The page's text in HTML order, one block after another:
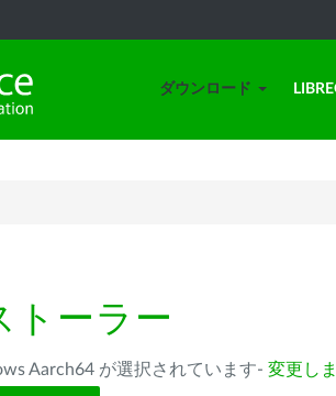
ダウンロード
トーラー
Aarch64 が選択されています- 変更し